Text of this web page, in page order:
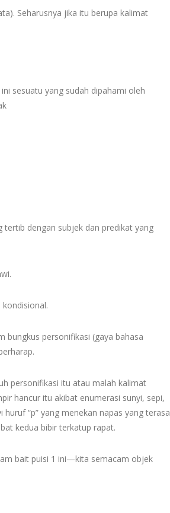
Seharusnya jika itu berupa kalimat
sesuatu yang sudah dipahami oleh
dengan subjek dan predikat yang
kondisional.
bungkus personifikasi (gaya bahasa
personifikasi itu atau malah kalimat
hancur itu akibat enumerasi sunyi, sepi,
“p” yang menekan napas yang terasa
kedua bibir terkatup rapat.
bait puisi 1 ini—kita semacam objek